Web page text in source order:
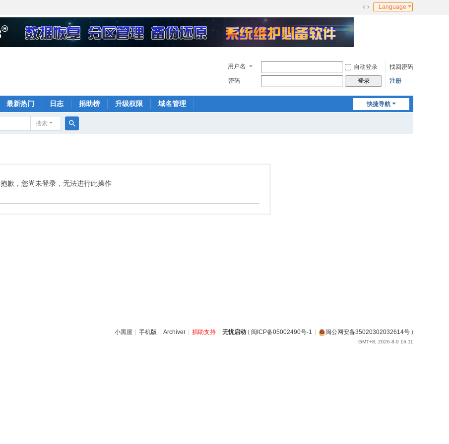
切
Language
用户名 自动登录
找回密码
密码
登录 注册
快捷导航
最新热门 日志 捐助榜 升级权限 域名管理
搜索
抱歉，您尚未登录，无法进行此操作
小黑屋 手机版 Archiver 捐助支持 无忧启动 ( 闽ICP备05002490号-1 闽公网安备35020302032614号 )
GMT+8, 2026-8-9 16:11